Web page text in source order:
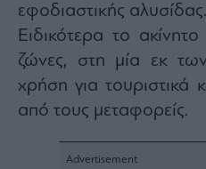
εφοδιαστικής αλυσίδας.
Ειδικότερα το
ζώνες, στη μία εκ
χρήση για τουριστικά
από τους μεταφορείς.